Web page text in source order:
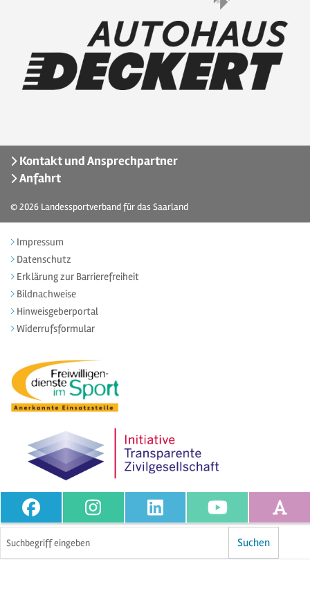
Kontakt und Ansprechpartner
Anfahrt
© 2026 Landessportverband für das Saarland
Impressum
Datenschutz
Erklärung zur Barrierefreiheit
Bildnachweise
Hinweisgeberportal
Widerrufsformular
Suchen